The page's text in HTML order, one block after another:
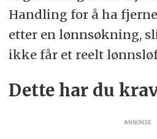
Handling for å ha
etter en lønnsøkning,
ikke får et reelt
Dette har du
ANNONSE